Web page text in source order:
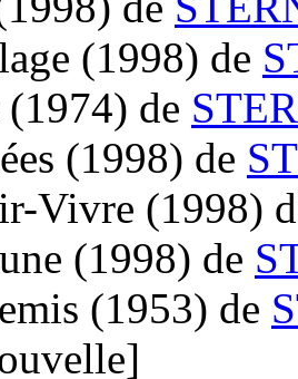
(1998) de
(1974) de
(1998) de
Vivre (1998)
(1998) de
(1953) de